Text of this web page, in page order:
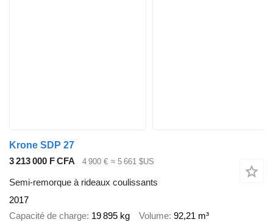
Krone SDP 27
3 213 000 F CFA
4 900 € ≈ 5 661 $US
Semi-remorque à rideaux coulissants
2017
Capacité de charge 19 895 kg Volume 92,21 m³